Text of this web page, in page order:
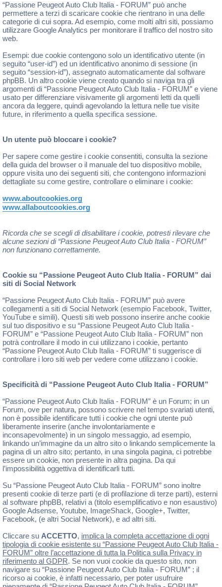
“Passione Peugeot Auto Club Italia - FORUM” può anche
permettere a terzi di scaricare cookie che rientrano in una delle
categorie di cui sopra. Ad esempio, come molti altri siti, possiamo
utilizzare Google Analytics per monitorare il traffico del nostro sito
web.
Esempi: due cookie contengono solo un identificativo utente (in
seguito “user-id”) ed un identificativo anonimo di sessione (in
seguito “session-id”), assegnato automaticamente dal software
phpBB. Un altro cookie viene creato quando si naviga tra gli
argomenti di “Passione Peugeot Auto Club Italia - FORUM” e viene
usato per differenziare visivamente gli argomenti letti da quelli
ancora da leggere, quindi agevolando la lettura nelle tue visite
future, in riferimento a quella specifica sessione.
Un utente può bloccare i cookie?
Per sapere come gestire i cookie consentiti, consulta la sezione
della guida del browser o il manuale del tuo dispositivo mobile,
oppure visita uno dei seguenti siti, che contengono informazioni
dettagliate su come gestire, controllare o eliminare i cookie:
www.aboutcookies.org
www.allaboutcookies.org
Ricorda che se scegli di disabilitare i cookie, potresti rilevare che
alcune sezioni di “Passione Peugeot Auto Club Italia - FORUM”
non funzionano correttamente.
Cookie su “Passione Peugeot Auto Club Italia - FORUM” dai
siti di Social Network
“Passione Peugeot Auto Club Italia - FORUM” può avere
collegamenti a siti di Social Network (esempio Facebook, Twitter,
YouTube e simili). Questi siti web possono inserire anche cookie
sul tuo dispositivo e su “Passione Peugeot Auto Club Italia -
FORUM” e “Passione Peugeot Auto Club Italia - FORUM” non
potrà controllare il modo in cui utilizzano i cookie, pertanto
“Passione Peugeot Auto Club Italia - FORUM” ti suggerisce di
controllare i loro siti web per vedere come utilizzano i cookie.
Specificità di “Passione Peugeot Auto Club Italia - FORUM”
“Passione Peugeot Auto Club Italia - FORUM” è un Forum; in un
Forum, ove per natura, possono scrivere nel tempo svariati utenti,
non è possibile identificare tutti i cookie che ogni utente può
liberamente inserire (anche involontariamente e
inconsapevolmente) in un singolo messaggio, ad esempio,
linkando un’immagine da un altro sito o linkando semplicemente la
pagina di un altro sito; pertanto, in una singola pagina, ci potrebbe
essere un cookie, non presente in altra pagina. Da qui
l’impossibilità oggettiva di identificarli tutti.
Su “Passione Peugeot Auto Club Italia - FORUM” sono inoltre
presenti cookie di terze parti (e di profilazione di terze parti), esterni
al software phpBB, relativi a (titolo esemplificativo e non esaustivo)
Google Adsense, Youtube, ImageShack, Google+, Twitter,
Facebook, (e altri Social Network), e ad altri siti.
Cliccare su ACCETTO, implica la completa accettazione di ogni
tipologia di cookie esistente su “Passione Peugeot Auto Club Italia -
FORUM” oltre l’accettazione di tutta la Politica sulla Privacy in
riferimento al GDPR. Se non vuoi cookie da questo sito, non
navigare su “Passione Peugeot Auto Club Italia - FORUM” ; il
ricorso ai cookie, è infatti necessario, per poter usufruire